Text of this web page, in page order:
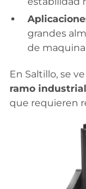
grandes
de
En Saltillo, se
ramo
que requieren